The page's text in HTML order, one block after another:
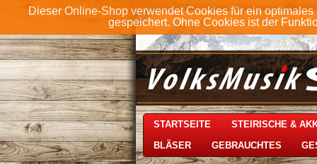
Dieser Online-Shop verwendet Cookies für ein
gespeichert. Ohne Cookies ist der
STARTSEITE STEIRISCHE &
BLÄSER GEBRAUCHTES